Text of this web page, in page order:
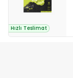
Hızlı Teslimat